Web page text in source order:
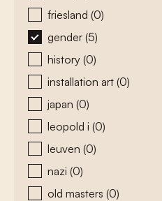
friesland (0)
gender (5)
history (0)
installation art (0)
japan (0)
leopold i (0)
leuven (0)
nazi (0)
old masters (0)